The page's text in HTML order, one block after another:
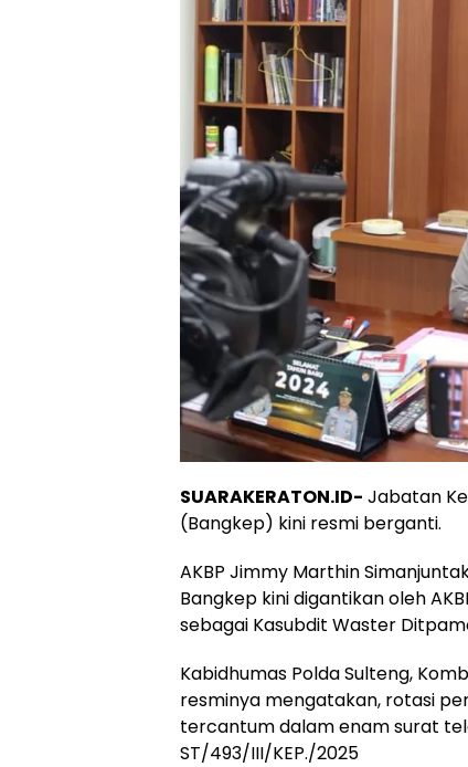
SUARAKERATON.ID- Jabatan
(Bangkep) kini resmi berganti.
AKBP Jimmy Marthin
Bangkep kini digantikan oleh
sebagai Kasubdit Waster
Kabidhumas Polda Sulteng,
resminya mengatakan, rotasi
tercantum dalam enam surat
ST/493/III/KEP./2025